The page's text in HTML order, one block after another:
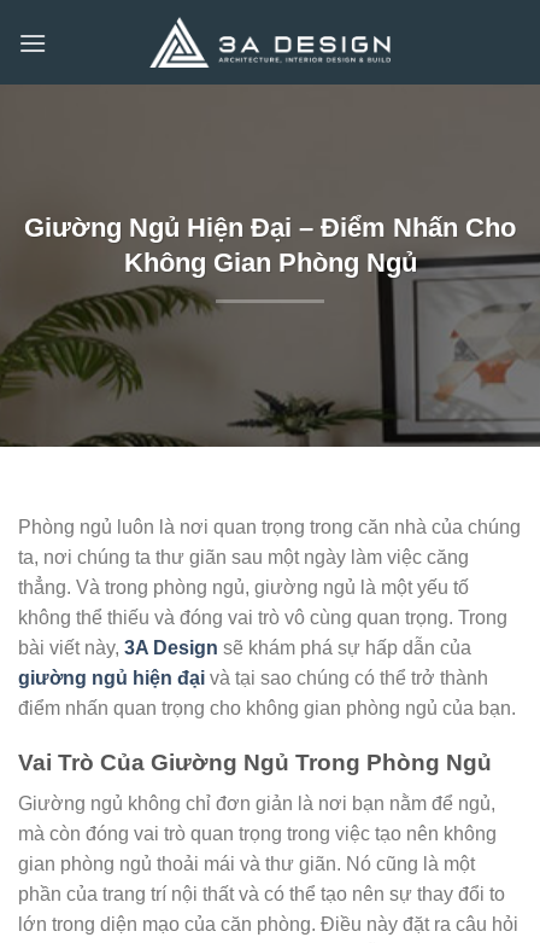
qua
Giường Ngủ Hiện Đại – Điểm Nhấn Cho
Không Gian Phòng Ngủ
Phòng ngủ luôn là nơi quan trọng trong căn nhà của chúng
ta, nơi chúng ta thư giãn sau một ngày làm việc căng
thẳng. Và trong phòng ngủ, giường ngủ là một yếu tố
không thể thiếu và đóng vai trò vô cùng quan trọng. Trong
bài viết này, 3A Design sẽ khám phá sự hấp dẫn của
giường ngủ hiện đại và tại sao chúng có thể trở thành
điểm nhấn quan trọng cho không gian phòng ngủ của bạn.
Vai Trò Của Giường Ngủ Trong Phòng Ngủ
Giường ngủ không chỉ đơn giản là nơi bạn nằm để ngủ,
mà còn đóng vai trò quan trọng trong việc tạo nên không
gian phòng ngủ thoải mái và thư giãn. Nó cũng là một
phần của trang trí nội thất và có thể tạo nên sự thay đổi to
lớn trong diện mạo của căn phòng. Điều này đặt ra câu hỏi